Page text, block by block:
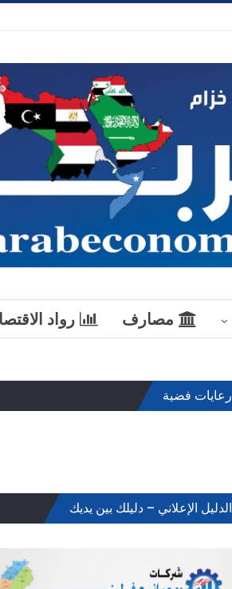
مصارف رواد
رعايات فضية
الدليل الإعلاني – دليلك بين يديك